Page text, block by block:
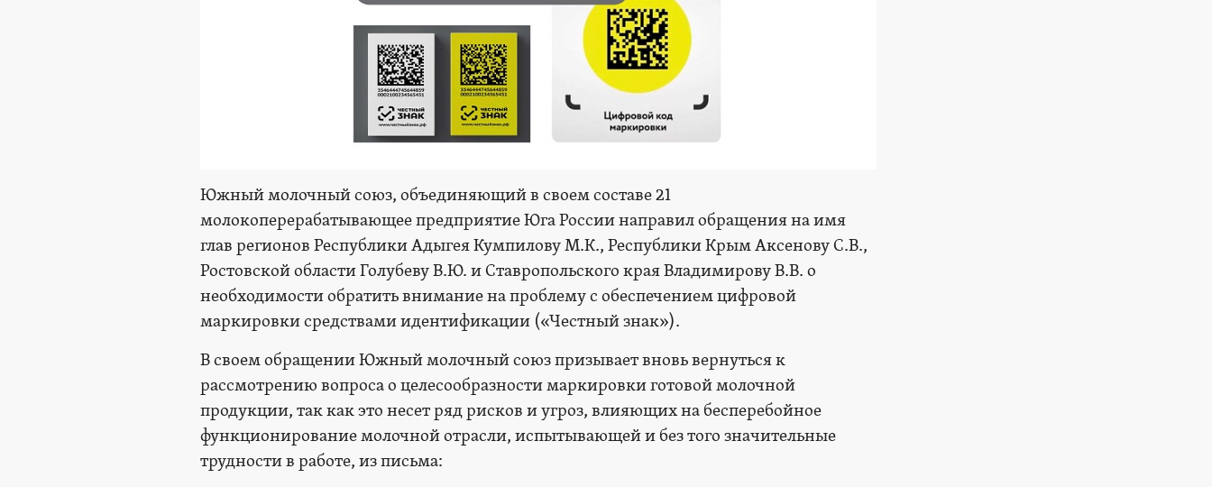
Южный молочный союз, объединяющий в своем составе 21
молокоперерабатывающее предприятие Юга России направил обращения на имя
глав регионов Республики Адыгея Кумпилову М.К., Республики Крым Аксенову С.В.,
Ростовской области Голубеву В.Ю. и Ставропольского края Владимирову В.В. о
необходимости обратить внимание на проблему с обеспечением цифровой
маркировки средствами идентификации («Честный знак»).
В своем обращении Южный молочный союз призывает вновь вернуться к
рассмотрению вопроса о целесообразности маркировки готовой молочной
продукции, так как это несет ряд рисков и угроз, влияющих на бесперебойное
функционирование молочной отрасли, испытывающей и без того значительные
трудности в работе, из письма: